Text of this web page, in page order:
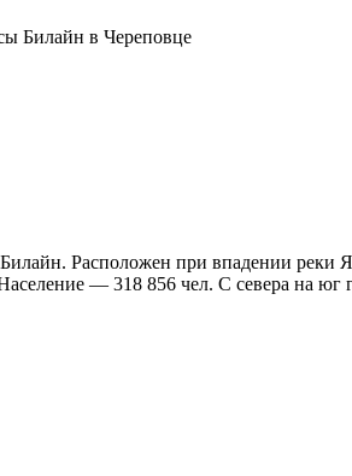
Билайн в Череповце
Расположен при впадении реки
— 318 856 чел. С севера на